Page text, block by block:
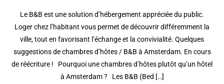
Le B&B est une solution d’hébergement appréciée du public.
Loger chez l’habitant vous permet de découvrir différemment la
ville, tout en favorisant l’échange et la convivialité. Quelques
suggestions de chambres d’hôtes / B&B à Amsterdam. En cours
de réécriture ! Pourquoi une chambres d’hôtes plutôt qu’un hôtel
à Amsterdam ? Les B&B (Bed […]